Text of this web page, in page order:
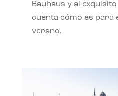
Bauhaus y al
cuenta cómo es para
verano.